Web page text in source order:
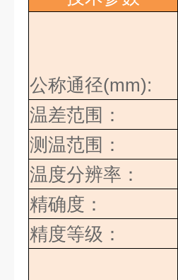
公称通径(mm):
温差范围：
测温范围：
温度分辨率：
精确度：
精度等级：